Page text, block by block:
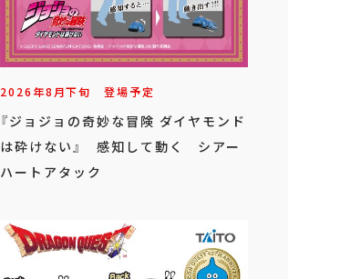
2026年8月下旬 登場予定
『ジョジョの奇妙な冒険 ダイヤモンド
は砕けない』 感知して動く シアー
ハートアタック